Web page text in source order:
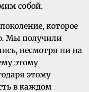
собой.
которое
Мы получили
несмотря ни на
этому
этому
в каждом